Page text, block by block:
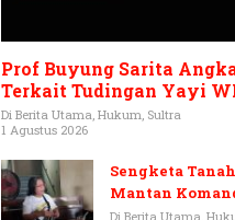
Prof Buyung Sarita
Terkait Tudingan Yayi
Ditagih Utang Rp3,6 Miliar
Di Berita Utama, Hukum, Sultra
1 Agustus 2026
Sengketa
Mantan
143/HO, Ketika
Di Berita Utama,